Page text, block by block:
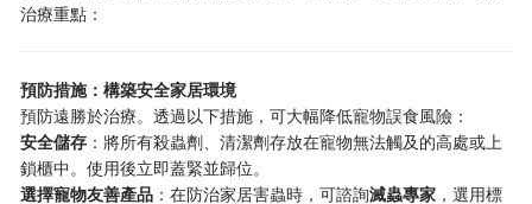
治療重點：
預防措施：構築安全家居環境
預防遠勝於治療。透過以下措施，可大幅降低寵物誤食風險：
安全儲存 ：將所有殺蟲劑、清潔劑存放在寵物無法觸及的高處或上
鎖櫃中。使用後立即蓋緊並歸位。
選擇寵物友善產品 ：在防治家居害蟲時，可諮詢滅蟲專家 ，選用標